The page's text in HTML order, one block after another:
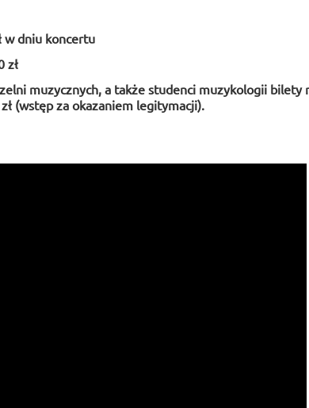
w dniu koncertu
zł
muzycznych, a także studenci muzykologii bilety
(wstęp za okazaniem legitymacji).